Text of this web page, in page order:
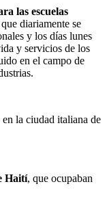
las escuelas
diariamente se
y los días lunes
y servicios de los
en el campo de
en la ciudad italiana de
Haití, que ocupaban